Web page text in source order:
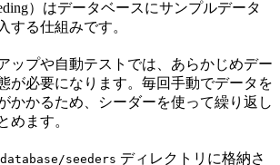
）はデータベースにサンプルデータ
する仕組みです。
ップや自動テストでは、あらかじめデー
が必要になります。毎回手動でデータを
かかるため、シーダーを使って繰り返し
めます。
database/seeders ディレクトリに格納さ